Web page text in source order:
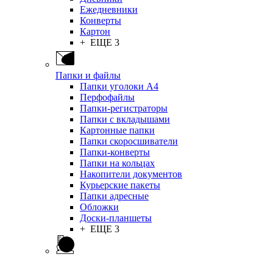
Ежедневники
Конверты
Картон
+ ЕЩЕ 3
Папки и файлы
Папки уголоки А4
Перфофайлы
Папки-регистраторы
Папки с вкладышами
Картонные папки
Папки скоросшиватели
Папки-конверты
Папки на кольцах
Накопители документов
Курьерские пакеты
Папки адресные
Обложки
Доски-планшеты
+ ЕЩЕ 3